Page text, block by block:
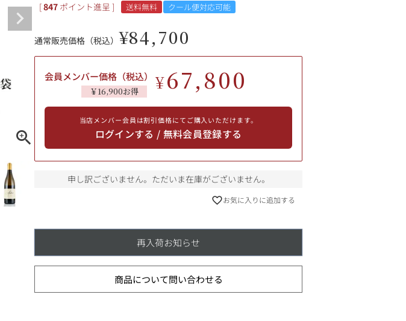
ルロワ
ブルゴーニュ
シャンパーニュ
10,000円〜39,999円
[847 ポイント進呈 ] 送料無料 クール便対応可能
通常販売価格（税込） ¥84,700
会員メンバー価格（税込）
￥16,900お得 ¥67,800
当店メンバー会員は割引価格にてご購入いただけます。
ログインする / 無料会員登録する
申し訳ございません。ただいま在庫がございません。
お気に入りに追加する
再入荷お知らせ
商品について問い合わせる